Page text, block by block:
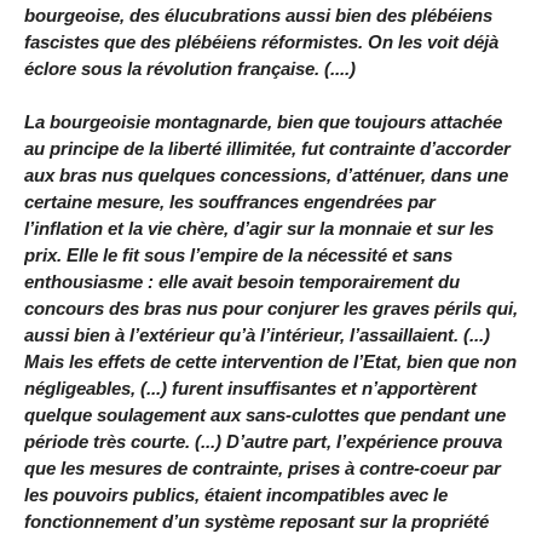
bourgeoise, des élucubrations aussi bien des plébéiens
fascistes que des plébéiens réformistes. On les voit déjà
éclore sous la révolution française. (....)
La bourgeoisie montagnarde, bien que toujours attachée
au principe de la liberté illimitée, fut contrainte d’accorder
aux bras nus quelques concessions, d’atténuer, dans une
certaine mesure, les souffrances engendrées par
l’inflation et la vie chère, d’agir sur la monnaie et sur les
prix. Elle le fit sous l’empire de la nécessité et sans
enthousiasme : elle avait besoin temporairement du
concours des bras nus pour conjurer les graves périls qui,
aussi bien à l’extérieur qu’à l’intérieur, l’assaillaient. (...)
Mais les effets de cette intervention de l’Etat, bien que non
négligeables, (...) furent insuffisantes et n’apportèrent
quelque soulagement aux sans-culottes que pendant une
période très courte. (...) D’autre part, l’expérience prouva
que les mesures de contrainte, prises à contre-coeur par
les pouvoirs publics, étaient incompatibles avec le
fonctionnement d’un système reposant sur la propriété